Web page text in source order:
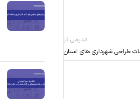
قدیمی تر
طراحی شهرداری های استان